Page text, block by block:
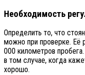
Необходимость
Определить то, что
можно при проверке. Её
000 километров
в том случае, когда
хорошо.